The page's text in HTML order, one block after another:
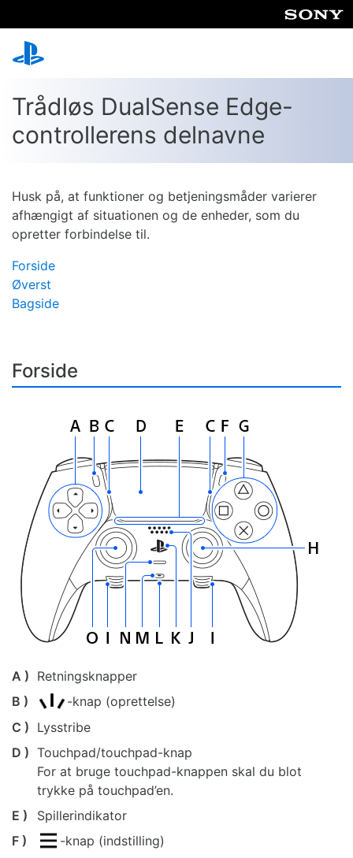
Trådløs DualSense Edge-
controllerens delnavne
Husk på, at funktioner og betjeningsmåder varierer
afhængigt af situationen og de enheder, som du
opretter forbindelse til.
Forside
Øverst
Bagside
Forside
A ) Retningsknapper
B )
-knap (oprettelse)
C ) Lysstribe
D ) Touchpad/touchpad-knap
For at bruge touchpad-knappen skal du blot
trykke på touchpad’en.
E )
Spillerindikator
F )
-knap (indstilling)